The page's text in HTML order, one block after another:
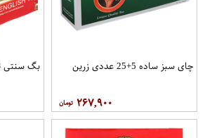
چای سبز ساده 5+25 عددی زرین
۲۶۷,۹۰۰
بگ سنتی